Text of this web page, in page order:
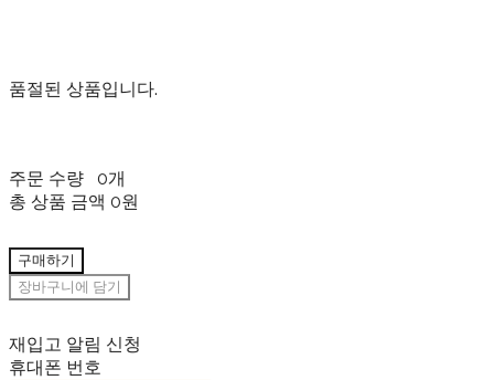
품절된 상품입니다.
주문 수량
0개
총 상품 금액 0원
구매하기
장바구니에 담기
재입고 알림 신청
휴대폰 번호